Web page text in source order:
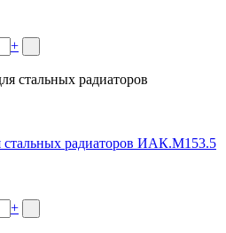
+
радиаторов ИАК.М153.5
+